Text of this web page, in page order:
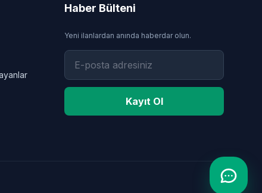
Haber Bülteni
Yeni ilanlardan anında haberdar olun.
Kayıt Ol